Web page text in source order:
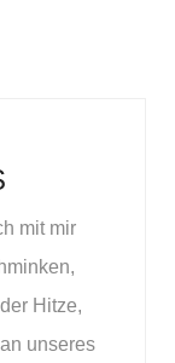
mit mir
Hitze,
unseres